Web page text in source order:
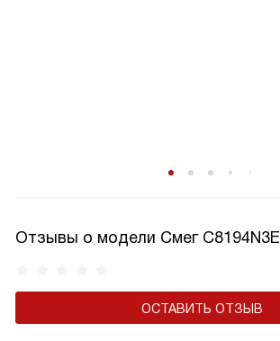
Отзывы о модели Смег C8194N3E
ОСТАВИТЬ ОТЗЫВ